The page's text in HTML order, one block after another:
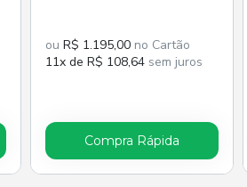
ou R$ 1.195,00 no Cartão
11x de R$ 108,64 sem juros
Compra Rápida